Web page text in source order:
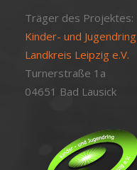
Träger des Projektes:
Kinder- und Jugendring
Landkreis Leipzig e.V.
Turnerstraße 1a
04651 Bad Lausick